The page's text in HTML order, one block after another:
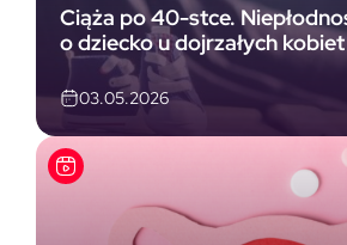
Ciąża po 40-stce.
o dziecko u dojrzałych kobiet
03.05.2026